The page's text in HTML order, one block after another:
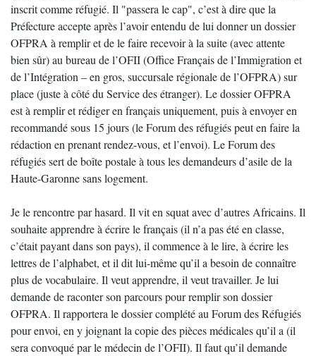
inscrit comme réfugié. Il "passera le cap", c’est à dire que la
Préfecture accepte après l’avoir entendu de lui donner un dossier
OFPRA à remplir et de le faire recevoir à la suite (avec attente
bien sûr) au bureau de l’OFII (Office Français de l’Immigration et
de l’Intégration – en gros, succursale régionale de l’OFPRA) sur
place (juste à côté du Service des étranger). Le dossier OFPRA
est à remplir et rédiger en français uniquement, puis à envoyer en
recommandé sous 15 jours (le Forum des réfugiés peut en faire la
rédaction en prenant rendez-vous, et l’envoi). Le Forum des
réfugiés sert de boîte postale à tous les demandeurs d’asile de la
Haute-Garonne sans logement.
Je le rencontre par hasard. Il vit en squat avec d’autres Africains. Il
souhaite apprendre à écrire le français (il n’a pas été en classe,
c’était payant dans son pays), il commence à le lire, à écrire les
lettres de l’alphabet, et il dit lui-même qu’il a besoin de connaître
plus de vocabulaire. Il veut apprendre, il veut travailler. Je lui
demande de raconter son parcours pour remplir son dossier
OFPRA. Il rapportera le dossier complété au Forum des Réfugiés
pour envoi, en y joignant la copie des pièces médicales qu’il a (il
sera convoqué par le médecin de l’OFII). Il faut qu’il demande